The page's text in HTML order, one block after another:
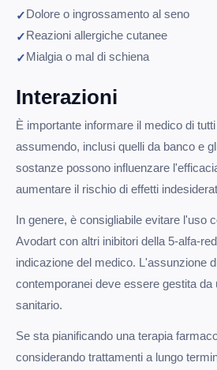
Dolore o ingrossamento al seno
Reazioni allergiche cutanee
Mialgia o mal di schiena
Interazioni
È importante informare il medico di
assumendo, inclusi quelli da banco e
sostanze possono influenzare
aumentare il rischio di effetti
In genere, è consigliabile evitare l'uso
Avodart con altri inibitori della 5-alfa-
indicazione del medico. L'assunzione
contemporanei deve essere gestita da
sanitario.
Se sta pianificando una terapia
considerando trattamenti a lungo